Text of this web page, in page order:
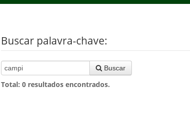
Buscar palavra-chave:
Buscar
Total: 0 resultados encontrados.